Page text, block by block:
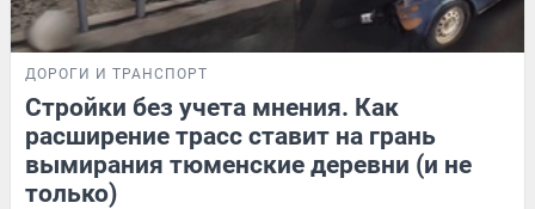
ДОРОГИ И ТРАНСПОРТ
Стройки без учета мнения. Как
расширение трасс ставит на грань
вымирания тюменские деревни (и не
только)